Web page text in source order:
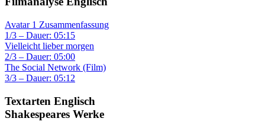
Avatar 1 Zusammenfassung
1/3 – Dauer: 05:15
Vielleicht lieber morgen
2/3 – Dauer: 05:00
The Social Network (Film)
3/3 – Dauer: 05:12
Textarten Englisch
Shakespeares Werke